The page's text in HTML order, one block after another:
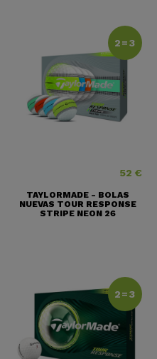
2=3
Precio
52 €
TAYLORMADE - BOLAS
NUEVAS TOUR RESPONSE
STRIPE NEON 26
2=3